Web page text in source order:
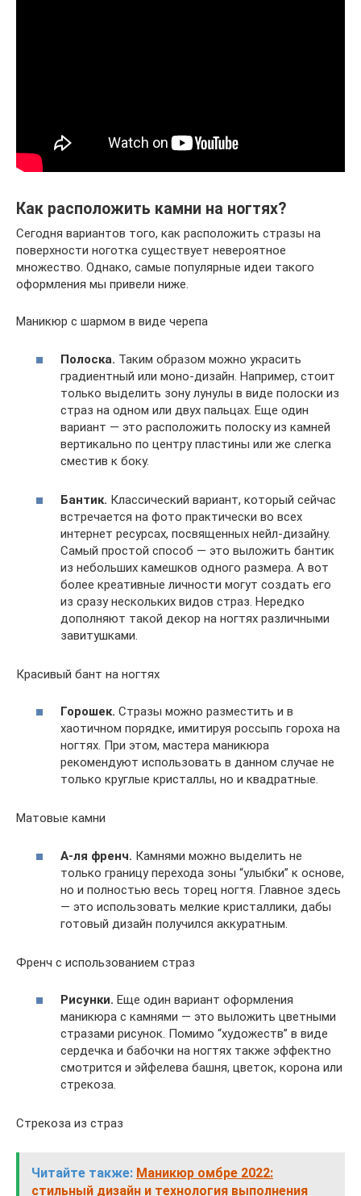
Как расположить камни на ногтях?
Сегодня вариантов того, как расположить стразы на
поверхности ноготка существует невероятное
множество. Однако, самые популярные идеи такого
оформления мы привели ниже.
Маникюр с шармом в виде черепа
Полоска. Таким образом можно украсить
градиентный или моно-дизайн. Например, стоит
только выделить зону лунулы в виде полоски из
страз на одном или двух пальцах. Еще один
вариант — это расположить полоску из камней
вертикально по центру пластины или же слегка
сместив к боку.
Бантик. Классический вариант, который сейчас
встречается на фото практически во всех
интернет ресурсах, посвященных нейл-дизайну.
Самый простой способ — это выложить бантик
из небольших камешков одного размера. А вот
более креативные личности могут создать его
из сразу нескольких видов страз. Нередко
дополняют такой декор на ногтях различными
завитушками.
Красивый бант на ногтях
Горошек. Стразы можно разместить и в
хаотичном порядке, имитируя россыпь гороха на
ногтях. При этом, мастера маникюра
рекомендуют использовать в данном случае не
только круглые кристаллы, но и квадратные.
Матовые камни
А-ля френч. Камнями можно выделить не
только границу перехода зоны “улыбки” к основе,
но и полностью весь торец ногтя. Главное здесь
— это использовать мелкие кристаллики, дабы
готовый дизайн получился аккуратным.
Френч с использованием страз
Рисунки. Еще один вариант оформления
маникюра с камнями — это выложить цветными
стразами рисунок. Помимо “художеств” в виде
сердечка и бабочки на ногтях также эффектно
смотрится и эйфелева башня, цветок, корона или
стрекоза.
Стрекоза из страз
Читайте также: Маникюр омбре 2022:
стильный дизайн и технология выполнения